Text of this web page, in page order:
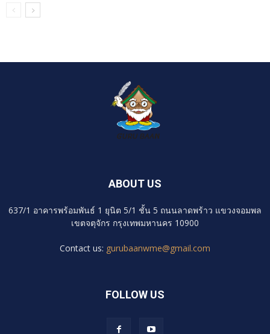
ABOUT US
637/1 อาคารพร้อมพันธ์ 1 ยุนิต 5/1 ชั้น 5 ถนนลาดพร้าว แขวงจอมพล
เขตจตุจักร กรุงเทพมหานคร 10900
Contact us: gurubaanwme@gmail.com
FOLLOW US